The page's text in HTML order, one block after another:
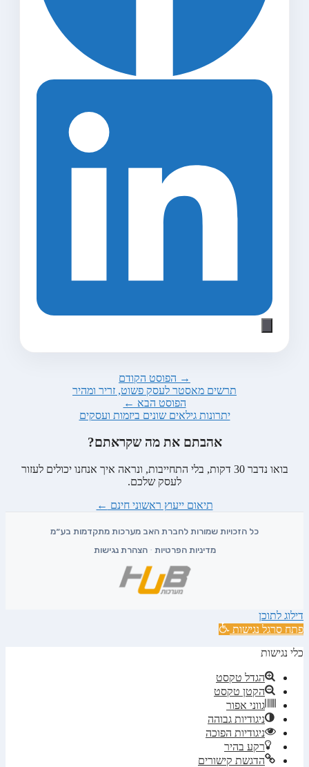
→ הפוסט הקודם
תרשים מאסטר לעסק פשוט, זריר ומהיר
הפוסט הבא ←
יתרונות גילאים שונים ביזמות ועסקים
אהבתם את מה שקראתם?
בואו נדבר 30 דקות, בלי התחייבות, ונראה איך אנחנו יכולים לעזור
לעסק שלכם.
תיאום ייעוץ ראשוני חינם ←
מדיניות הפרטיות ·הצהרת נגישות
דילוג לתוכן
פתח סרגל נגישות
כלי נגישות
הגדל טקסט
הקטן טקסט
גווני אפור
ניגודיות גבוהה
ניגודיות הפוכה
רקע בהיר
הדגשת קישורים